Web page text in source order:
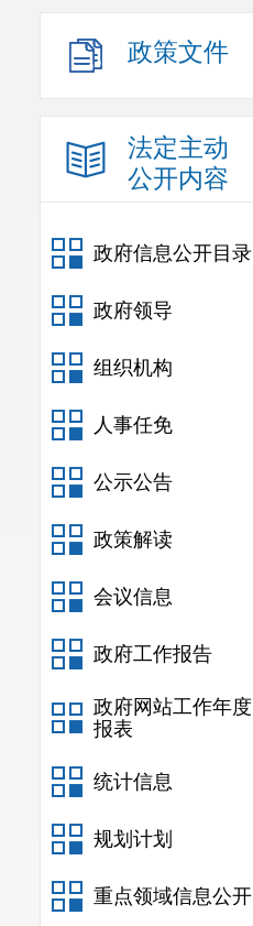
政策文件
法定主动
公开内容
政府信息公开目录
政府领导
组织机构
人事任免
公示公告
政策解读
会议信息
政府工作报告
政府网站工作年度
报表
统计信息
规划计划
重点领域信息公开